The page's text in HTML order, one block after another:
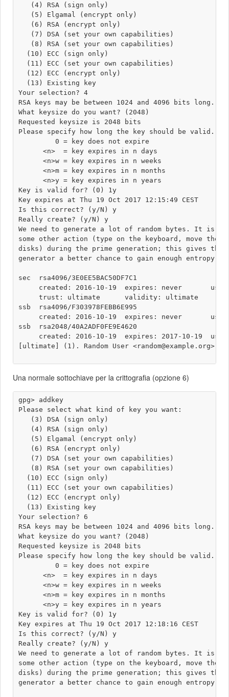
   (4) RSA (sign only)
   (5) Elgamal (encrypt only)
   (6) RSA (encrypt only)
   (7) DSA (set your own capabilities)
   (8) RSA (set your own capabilities)
  (10) ECC (sign only)
  (11) ECC (set your own capabilities)
  (12) ECC (encrypt only)
  (13) Existing key
Your selection? 4
RSA keys may be between 1024 and 4096 bits long.
What keysize do you want? (2048)
Requested keysize is 2048 bits
Please specify how long the key should be valid.
         0 = key does not expire
      <n>  = key expires in n days
      <n>w = key expires in n weeks
      <n>m = key expires in n months
      <n>y = key expires in n years
Key is valid for? (0) 1y
Key expires at Thu 19 Oct 2017 12:15:49 CEST
Is this correct? (y/N) y
Really create? (y/N) y
We need to generate a lot of random bytes. It is a
some other action (type on the keyboard, move the
disks) during the prime generation; this gives the
generator a better chance to gain enough entropy.
sec  rsa4096/3E0EE5BAC50DF7C1
created: 2016-10-19  expires: never
     trust: ultimate      validity: ultimate
ssb  rsa4096/F303978FEBB6E995
created: 2016-10-19  expires: never
ssb  rsa2048/40A2ADF0FE9E4620
created: 2016-10-19  expires: 2017-10-19
[ultimate] (1). Random User <random@example.org>
Una normale sottochiave per la crittografia (opzione 6)
gpg> addkey
Please select what kind of key you want:
   (3) DSA (sign only)
   (4) RSA (sign only)
   (5) Elgamal (encrypt only)
   (6) RSA (encrypt only)
   (7) DSA (set your own capabilities)
   (8) RSA (set your own capabilities)
  (10) ECC (sign only)
  (11) ECC (set your own capabilities)
  (12) ECC (encrypt only)
  (13) Existing key
Your selection? 6
RSA keys may be between 1024 and 4096 bits long.
What keysize do you want? (2048)
Requested keysize is 2048 bits
Please specify how long the key should be valid.
         0 = key does not expire
      <n>  = key expires in n days
      <n>w = key expires in n weeks
      <n>m = key expires in n months
      <n>y = key expires in n years
Key is valid for? (0) 1y
Key expires at Thu 19 Oct 2017 12:18:16 CEST
Is this correct? (y/N) y
Really create? (y/N) y
We need to generate a lot of random bytes. It is a
some other action (type on the keyboard, move the
disks) during the prime generation; this gives the
generator a better chance to gain enough entropy.